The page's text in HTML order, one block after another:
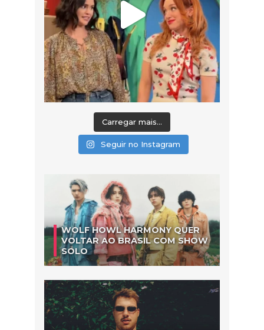
Carregar mais...
Seguir no Instagram
WOLF HOWL HARMONY QUER
VOLTAR AO BRASIL COM SHOW
SOLO